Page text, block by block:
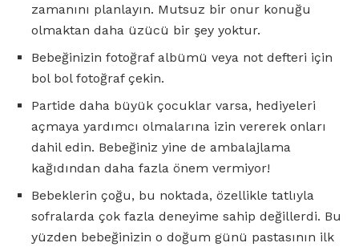
zamanını planlayın. Mutsuz bir onur konuğu
olmaktan daha üzücü bir şey yoktur.
Bebeğinizin fotoğraf albümü veya not defteri için
bol bol fotoğraf çekin.
Partide daha büyük çocuklar varsa, hediyeleri
açmaya yardımcı olmalarına izin vererek onları
dahil edin. Bebeğiniz yine de ambalajlama
kağıdından daha fazla önem vermiyor!
Bebeklerin çoğu, bu noktada, özellikle tatlıyla
sofralarda çok fazla deneyime sahip değillerdi. Bu
yüzden bebeğinizin o doğum günü pastasının ilk